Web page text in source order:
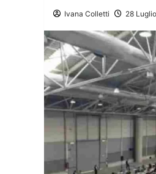
Ivana Colletti 28